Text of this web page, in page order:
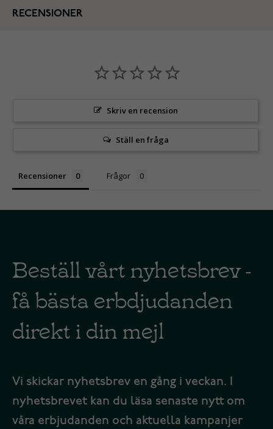
RECENSIONER
Skriv en recension
Ställ en fråga
Recensioner Frågor
Beställ vårt nyhetsbrev -
få bästa erbdjudanden
direkt i din mejl
Vi skickar nyhetsbrev en gång i veckan. I
nyhetsbrevet kan du läsa senaste nytt om
våra erbjudanden och aktuella kampanjer